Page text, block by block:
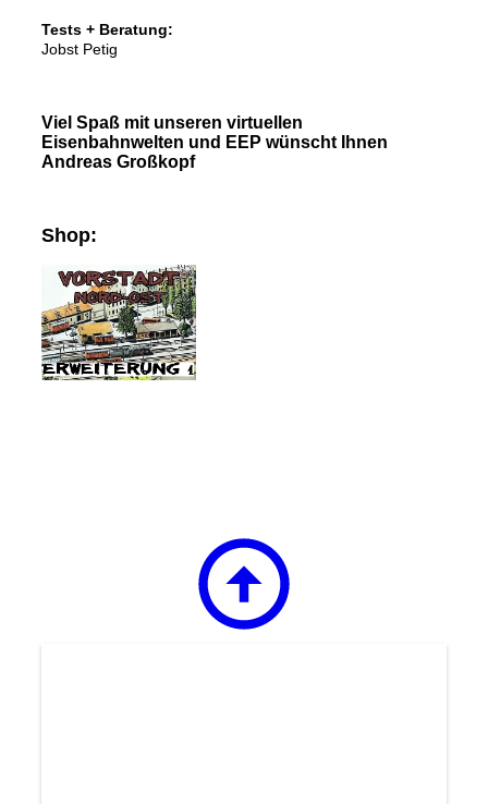
Tests + Beratung:
Jobst Petig
Viel Spaß mit unseren virtuellen
Eisenbahnwelten und EEP wünscht Ihnen
Andreas Großkopf
Shop: